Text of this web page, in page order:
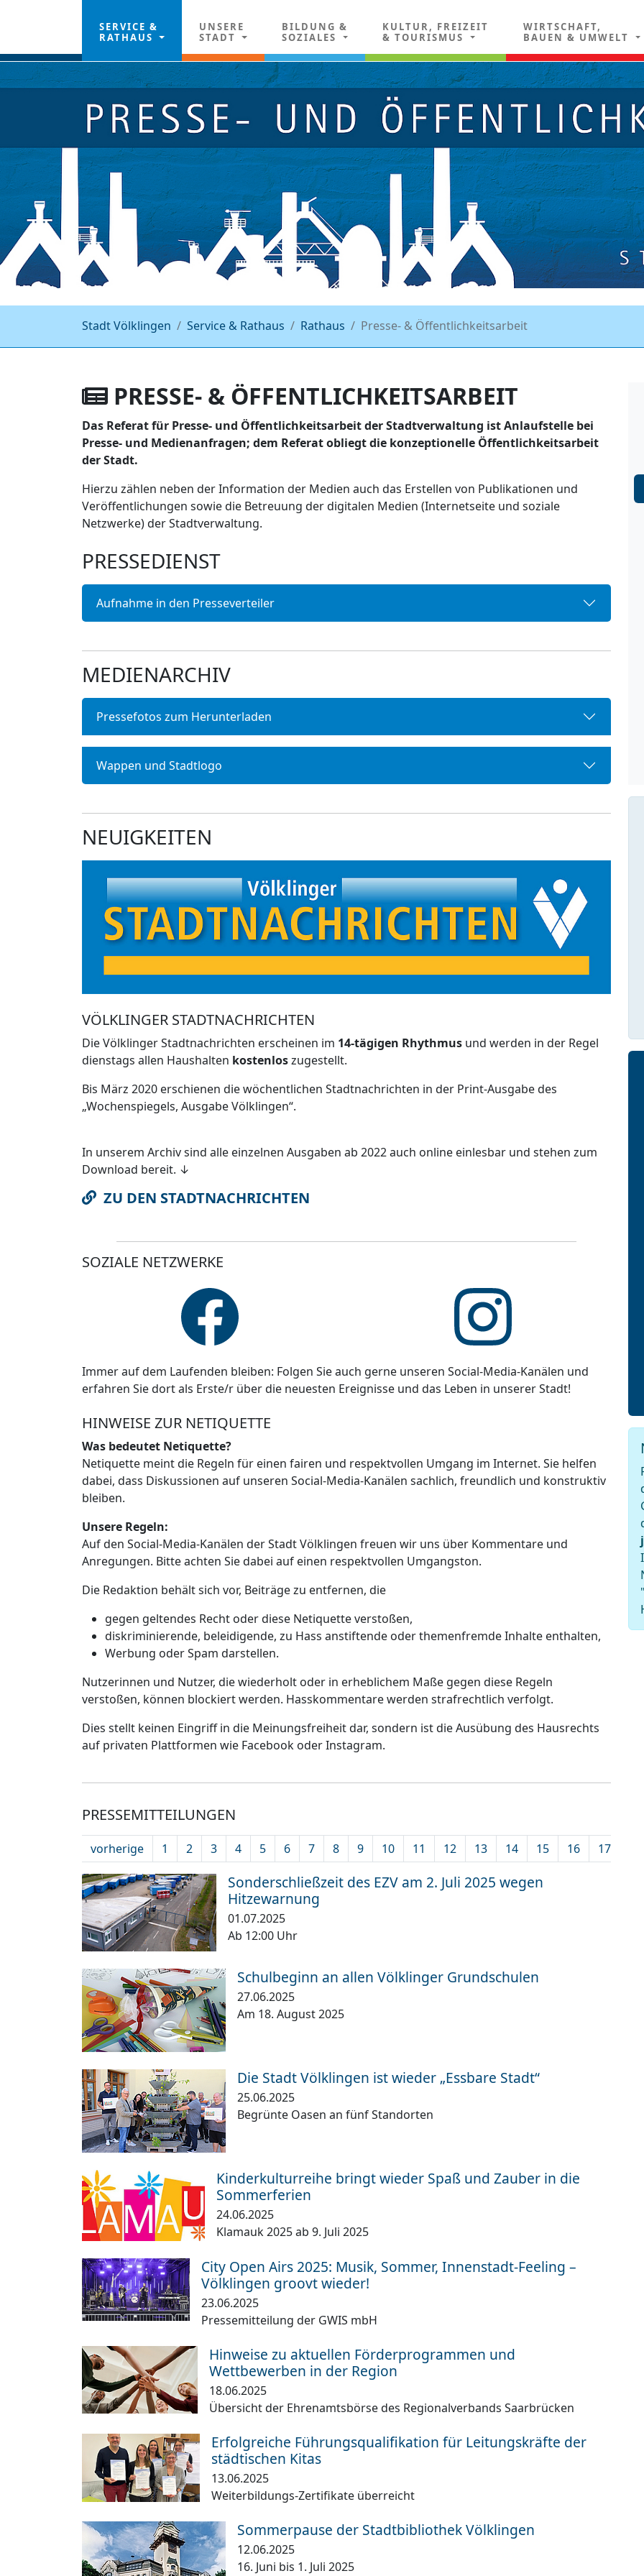
SERVICE &
RATHAUS
UNSERE
STADT
BILDUNG &
SOZIALES
KULTUR, FREIZEIT
& TOURISMUS
WIRTSCHAFT,
BAUEN & UMWELT
Stadt Völklingen Service & Rathaus Rathaus Presse- & Öffentlichkeitsarbeit
PRESSE- & ÖFFENTLICHKEITSARBEIT
Das Referat für Presse- und Öffentlichkeitsarbeit der Stadtverwaltung ist Anlaufstelle bei
Presse- und Medienanfragen; dem Referat obliegt die konzeptionelle Öffentlichkeitsarbeit
der Stadt.
Hierzu zählen neben der Information der Medien auch das Erstellen von Publikationen und
Veröffentlichungen sowie die Betreuung der digitalen Medien (Internetseite und soziale
Netzwerke) der Stadtverwaltung.
PRESSEDIENST
Aufnahme in den Presseverteiler
MEDIENARCHIV
Pressefotos zum Herunterladen
Wappen und Stadtlogo
NEUIGKEITEN
VÖLKLINGER STADTNACHRICHTEN
Die Völklinger Stadtnachrichten erscheinen im 14-tägigen Rhythmus und werden in der Regel
dienstags allen Haushalten kostenloszugestellt.
Bis März 2020 erschienen die wöchentlichen Stadtnachrichten in der Print-Ausgabe des
„Wochenspiegels, Ausgabe Völklingen“.
In unserem Archiv sind alle einzelnen Ausgaben ab 2022 auch online einlesbar und stehen zum
Download bereit. ↓
ZU DEN STADTNACHRICHTEN
SOZIALE NETZWERKE
Immer auf dem Laufenden bleiben: Folgen Sie auch gerne unseren Social-Media-Kanälen und
erfahren Sie dort als Erste/r über die neuesten Ereignisse und das Leben in unserer Stadt!
HINWEISE ZUR NETIQUETTE
Was bedeutet Netiquette?
Netiquette meint die Regeln für einen fairen und respektvollen Umgang im Internet. Sie helfen
dabei, dass Diskussionen auf unseren Social-Media-Kanälen sachlich, freundlich und konstruktiv
bleiben.
Unsere Regeln:
Auf den Social-Media-Kanälen der Stadt Völklingen freuen wir uns über Kommentare und
Anregungen. Bitte achten Sie dabei auf einen respektvollen Umgangston.
Die Redaktion behält sich vor, Beiträge zu entfernen, die
gegen geltendes Recht oder diese Netiquette verstoßen,
diskriminierende, beleidigende, zu Hass anstiftende oder themenfremde Inhalte enthalten,
Werbung oder Spam darstellen.
Nutzerinnen und Nutzer, die wiederholt oder in erheblichem Maße gegen diese Regeln
verstoßen, können blockiert werden. Hasskommentare werden strafrechtlich verfolgt.
Dies stellt keinen Eingriff in die Meinungsfreiheit dar, sondern ist die Ausübung des Hausrechts
auf privaten Plattformen wie Facebook oder Instagram.
PRESSEMITTEILUNGEN
vorherige 1 2 3 4 5 6 7 8 9 10 11 12 13 14 15 16 17
Sonderschließzeit des EZV am 2. Juli 2025 wegen
Hitzewarnung
01.07.2025
Ab 12:00 Uhr
Schulbeginn an allen Völklinger Grundschulen
27.06.2025
Am 18. August 2025
Die Stadt Völklingen ist wieder „Essbare Stadt“
25.06.2025
Begrünte Oasen an fünf Standorten
Kinderkulturreihe bringt wieder Spaß und Zauber in die
Sommerferien
24.06.2025
Klamauk 2025 ab 9. Juli 2025
City Open Airs 2025: Musik, Sommer, Innenstadt-Feeling –
Völklingen groovt wieder!
23.06.2025
Pressemitteilung der GWIS mbH
Hinweise zu aktuellen Förderprogrammen und
Wettbewerben in der Region
18.06.2025
Übersicht der Ehrenamtsbörse des Regionalverbands Saarbrücken
Erfolgreiche Führungsqualifikation für Leitungskräfte der
städtischen Kitas
13.06.2025
Weiterbildungs-Zertifikate überreicht
Sommerpause der Stadtbibliothek Völklingen
12.06.2025
16. Juni bis 1. Juli 2025